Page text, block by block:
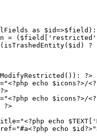
as
=
?
?>
echo $icons?>/
echo $icons?>/
?>
echo
echo